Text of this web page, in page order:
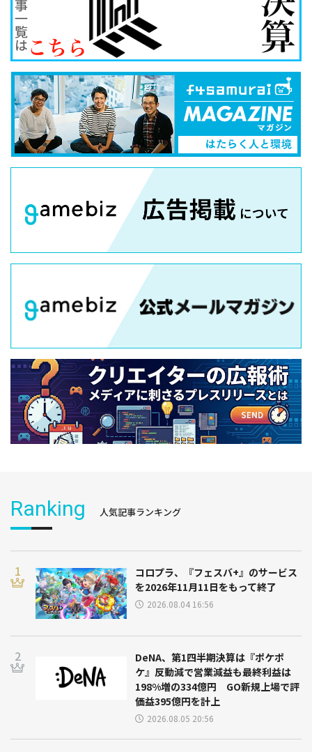
Ranking 人気記事ランキング
コロプラ、『フェスバ+』のサービス
を2026年11月11日をもって終了
2026.08.04 16:56
DeNA、第1四半期決算は『ポケポ
ケ』反動減で営業減益も最終利益は
198%増の334億円 GO新規上場で評
価益395億円を計上
2026.08.05 20:56